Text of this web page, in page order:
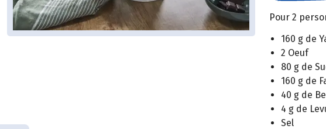
Pour 2
160 g de
2 Oeuf
80 g de
160 g de
40 g de
4 g de
Sel